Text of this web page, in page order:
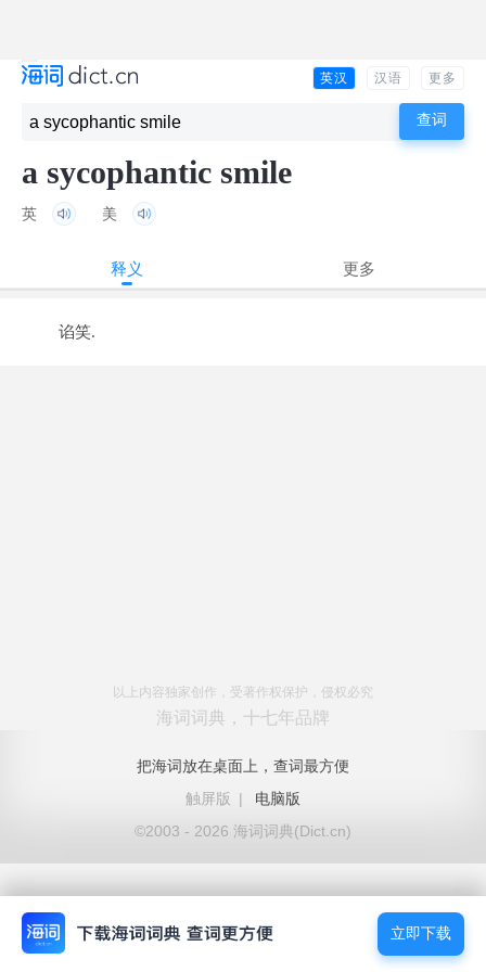
英汉 汉语 更多
a sycophantic smile
英 美
释义 更多
谄笑.
以上内容独家创作，受著作权保护，侵权必究
海词词典，十七年品牌
把海词放在桌面上，查词最方便
触屏版
|
电脑版
©2003 - 2026 海词词典(Dict.cn)
立即下载
立即下载